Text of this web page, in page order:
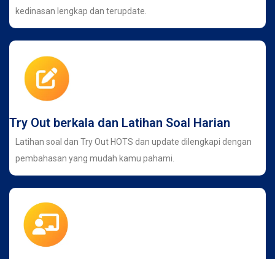
kedinasan lengkap dan terupdate.
Try Out berkala dan Latihan Soal Harian
Latihan soal dan Try Out HOTS dan update dilengkapi dengan
pembahasan yang mudah kamu pahami.